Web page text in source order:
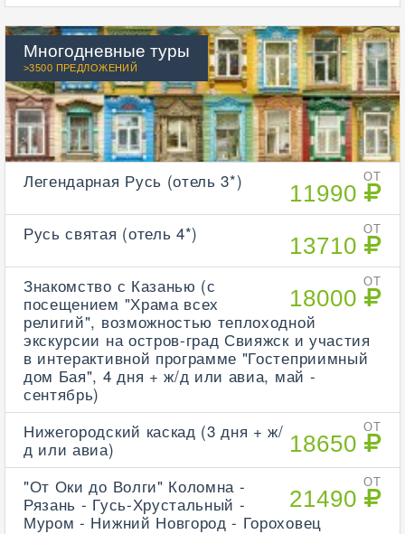
Многодневные туры
>3500 ПРЕДЛОЖЕНИЙ
ОТ
11990
Легендарная Русь (отель 3*)
ОТ
13710
Русь святая (отель 4*)
ОТ
18000
Знакомство с Казанью (с
посещением "Храма всех
религий", возможностью теплоходной
экскурсии на остров-град Свияжск и участия
в интерактивной программе "Гостеприимный
дом Бая", 4 дня + ж/д или авиа, май -
сентябрь)
ОТ
18650
Нижегородский каскад (3 дня + ж/
д или авиа)
ОТ
21490
"От Оки до Волги" Коломна -
Рязань - Гусь-Хрустальный -
Муром - Нижний Новгород - Гороховец